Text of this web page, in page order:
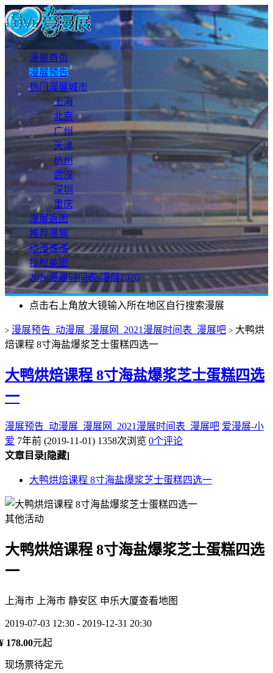
漫展首页
漫展预告
热门漫展城市
上海
北京
广州
天津
杭州
武汉
深圳
重庆
漫展返图
推荐漫展
动漫速递
授权美图
2026漫展时间表-漫展2026
点击右上角放大镜输入所在地区自行搜索漫展
> 漫展预告_动漫展_漫展网_2021漫展时间表_漫展吧 > 大鸭烘
焙课程 8寸海盐爆浆芝士蛋糕四选一
大鸭烘焙课程 8寸海盐爆浆芝士蛋糕四选
一
漫展预告_动漫展_漫展网_2021漫展时间表_漫展吧 爱漫展-小
爱 7年前 (2019-11-01) 1358次浏览 0个评论
文章目录[隐藏]
大鸭烘焙课程 8寸海盐爆浆芝士蛋糕四选一
其他活动
大鸭烘焙课程 8寸海盐爆浆芝士蛋糕四选
一
上海市 上海市 静安区 申乐大厦查看地图
2019-07-03 12:30 - 2019-12-31 20:30
178.00元起
现场票待定元